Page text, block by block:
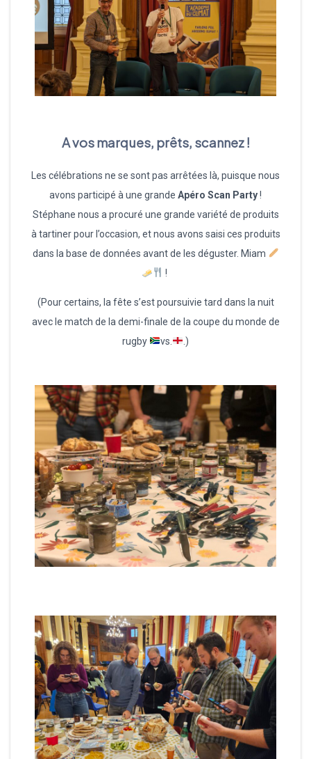
A vos marques, prêts, scannez !
Les célébrations ne se sont pas arrêtées là, puisque nous
avons participé à une grande Apéro Scan Party!
Stéphane nous a procuré une grande variété de produits
à tartiner pour l’occasion, et nous avons saisi ces produits
dans la base de données avant de les déguster. Miam
!
(Pour certains, la fête s’est poursuivie tard dans la nuit
avec le match de la demi-finale de la coupe du monde de
rugby
vs. .)